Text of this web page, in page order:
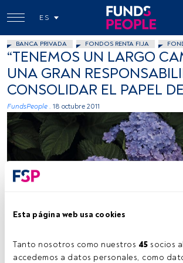
Esta página web usa cookies
Tanto nosotros como nuestros 45 socios
accedemos a datos personales, como
ES
BANCA PRIVADA FONDOS RENTA FIJA
“TENEMOS UN LARGO
UNA GRAN
CONSOLIDAR EL PAPEL
FundsPeople . 18 octubre 2011
Tiempo lectura: 2 min.